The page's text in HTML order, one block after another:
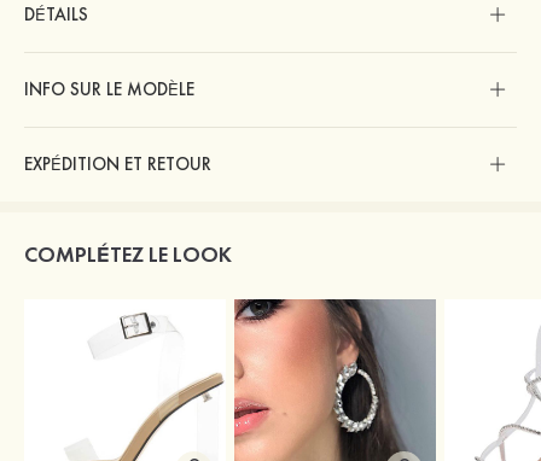
DÉTAILS
INFO SUR LE MODÈLE
EXPÉDITION ET RETOUR
COMPLÉTEZ LE LOOK